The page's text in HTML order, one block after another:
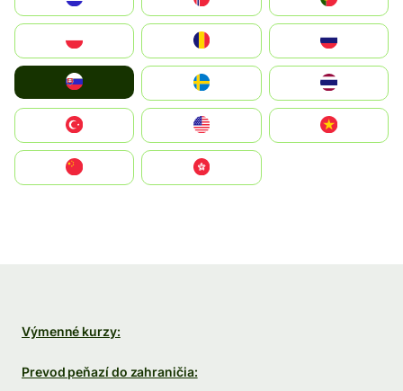
United States
中國香港特別行政區
Výmenné kurzy:
Prevod peňazí do zahraničia: